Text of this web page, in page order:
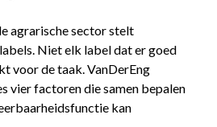
agrarische sector stelt
Niet elk label dat er goed
voor de taak. VanDerEng
vier factoren die samen bepalen
kan